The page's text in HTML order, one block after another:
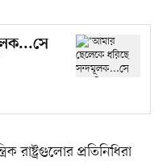
রাষ্ট্রগুলোর প্রতিনিধিরা